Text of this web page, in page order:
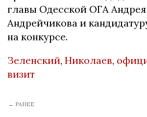
главы Одесской ОГА Андрея
Андрейчикова и
на конкурсе.
Зеленский, Николаев,
визит
← РАНЕЕ